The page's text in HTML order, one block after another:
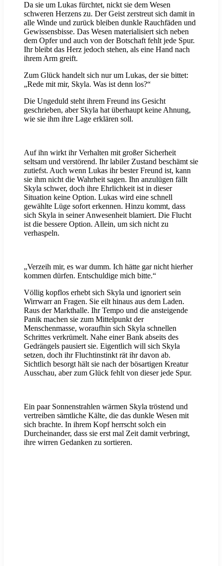
Da sie um Lukas fürchtet, nickt sie dem Wesen
schweren Herzens zu. Der Geist zerstreut sich damit in
alle Winde und zurück bleiben dunkle Rauchfäden und
Gewissensbisse. Das Wesen materialisiert sich neben
dem Opfer und auch von der Botschaft fehlt jede Spur.
Ihr bleibt das Herz jedoch stehen, als eine Hand nach
ihrem Arm greift.
Zum Glück handelt sich nur um Lukas, der sie bittet:
„Rede mit mir, Skyla. Was ist denn los?“
Die Ungeduld steht ihrem Freund ins Gesicht
geschrieben, aber Skyla hat überhaupt keine Ahnung,
wie sie ihm ihre Lage erklären soll.
Auf ihn wirkt ihr Verhalten mit großer Sicherheit
seltsam und verstörend. Ihr labiler Zustand beschämt sie
zutiefst. Auch wenn Lukas ihr bester Freund ist, kann
sie ihm nicht die Wahrheit sagen. Ihn anzulügen fällt
Skyla schwer, doch ihre Ehrlichkeit ist in dieser
Situation keine Option. Lukas wird eine schnell
gewählte Lüge sofort erkennen. Hinzu kommt, dass
sich Skyla in seiner Anwesenheit blamiert. Die Flucht
ist die bessere Option. Allein, um sich nicht zu
verhaspeln.
„Verzeih mir, es war dumm. Ich hätte gar nicht hierher
kommen dürfen. Entschuldige mich bitte.“
Völlig kopflos erhebt sich Skyla und ignoriert sein
Wirrwarr an Fragen. Sie eilt hinaus aus dem Laden.
Raus der Markthalle. Ihr Tempo und die ansteigende
Panik machen sie zum Mittelpunkt der
Menschenmasse, woraufhin sich Skyla schnellen
Schrittes verkrümelt. Nahe einer Bank abseits des
Gedrängels pausiert sie. Eigentlich will sich Skyla
setzen, doch ihr Fluchtinstinkt rät ihr davon ab.
Sichtlich besorgt hält sie nach der bösartigen Kreatur
Ausschau, aber zum Glück fehlt von dieser jede Spur.
Ein paar Sonnenstrahlen wärmen Skyla tröstend und
vertreiben sämtliche Kälte, die das dunkle Wesen mit
sich brachte. In ihrem Kopf herrscht solch ein
Durcheinander, dass sie erst mal Zeit damit verbringt,
ihre wirren Gedanken zu sortieren.